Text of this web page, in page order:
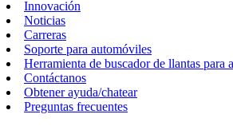
Innovación
Noticias
Carreras
Soporte para automóviles
Herramienta de buscador de llantas para
Contáctanos
Obtener ayuda/chatear
Preguntas frecuentes